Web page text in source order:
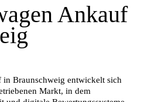
Ankauf
Braunschweig entwickelt sich
Markt, in dem